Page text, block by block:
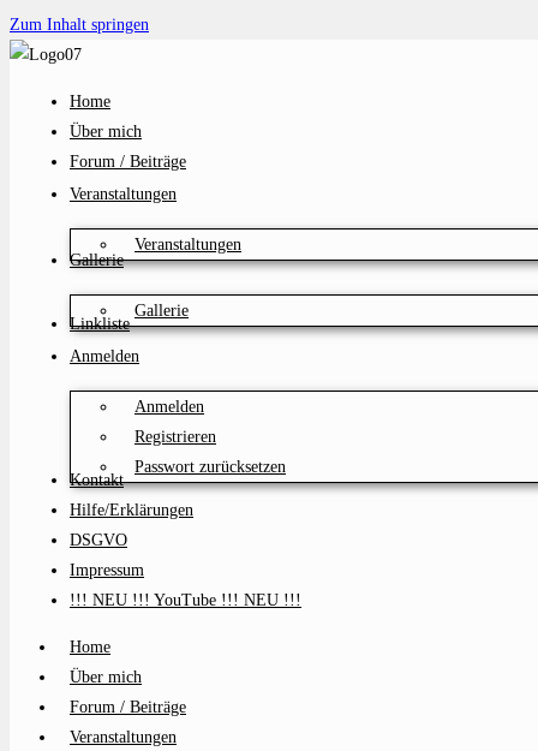
Zum Inhalt springen
Home
Über mich
Forum / Beiträge
Veranstaltungen
Veranstaltungen
Gallerie
Gallerie
Linkliste
Anmelden
Anmelden
Registrieren
Passwort zurücksetzen
Kontakt
Hilfe/Erklärungen
DSGVO
Impressum
!!! NEU !!! YouTube !!! NEU !!!
Home
Über mich
Forum / Beiträge
Veranstaltungen